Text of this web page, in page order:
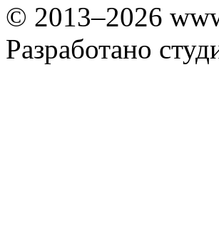
© 2013–2026
Разработано